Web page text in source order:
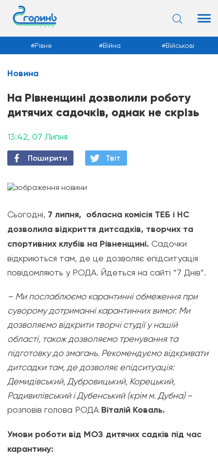
Новини
Рівне Війна Військові
Новина
На Рівненщині дозволили роботу
дитячих садочків, однак не скрізь
13:42, 07 Липня
Поширити Твiт
Сьогодні, 7 липня, обласна комісія ТЕБ і НС
дозволила відкриття дитсадків, творчих та
спортивних клубів на Рівненщині. Садочки
відкриються там, де це дозволяє епідситуація
повідомляють у РОДА. Йдеться на сайті “7 Днів”.
– Ми послаблюємо карантинні обмеження при
суворому дотриманні карантинних вимог. Ми
дозволяємо відкрити творчі студії у нашій
області, також дозволяємо тренування та
підготовку до змагань. Рекомендуємо відкривати
дитсадки там, де дозволяє епідситуація:
Демидівський, Дубровицький, Корецький,
Радивилівський і Дубенський (крім м. Дубна)–
розповів голова РОДА Віталій Коваль.
Умови роботи від МОЗ дитячих садків під час
карантину: